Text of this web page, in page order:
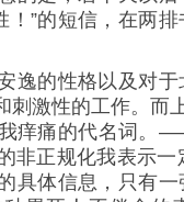
！”的短信，在两
逸的性格以及对
刺激性的工作。而
痒痛的代名词。
非正规化我表示
具体信息，只有